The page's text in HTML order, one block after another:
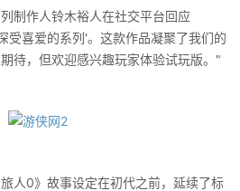
作人铃木裕人在社交平台回应
受喜爱的系列'。这款作品凝聚了我们的
待，但欢迎感兴趣玩家体验试玩版。"
0》故事设定在初代之前，延续了标